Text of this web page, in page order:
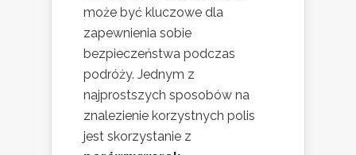
może być kluczowe dla
zapewnienia sobie
bezpieczeństwa podczas
podróży. Jednym z
najprostszych sposobów na
znalezienie korzystnych polis
jest skorzystanie z